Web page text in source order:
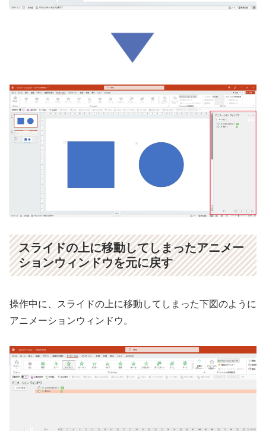
スライドの上に移動してしまったアニメー
ションウィンドウを元に戻す
操作中に、スライドの上に移動してしまった下図のように
アニメーションウィンドウ。